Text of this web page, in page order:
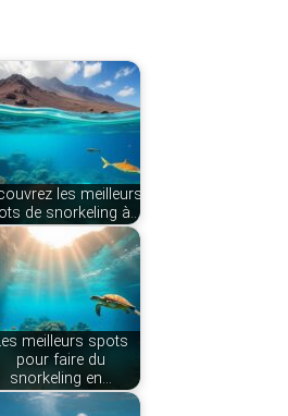
les meilleurs
de snorkeling à…
meilleurs spots
pour faire du
snorkeling en…